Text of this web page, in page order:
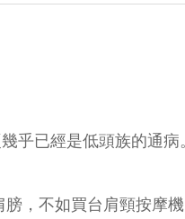
乎已經是低頭族的通病。
，不如買台肩頸按摩